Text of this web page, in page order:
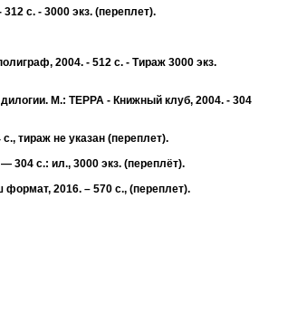
с. - 3000 экз. (переплет).
2004. - 512 с. - Тираж 3000 экз.
М.: ТЕРРА - Книжный клуб, 2004. - 304
тираж не указан (переплет).
304 с.: ил., 3000 экз. (переплёт).
2016. – 570 с., (переплет).